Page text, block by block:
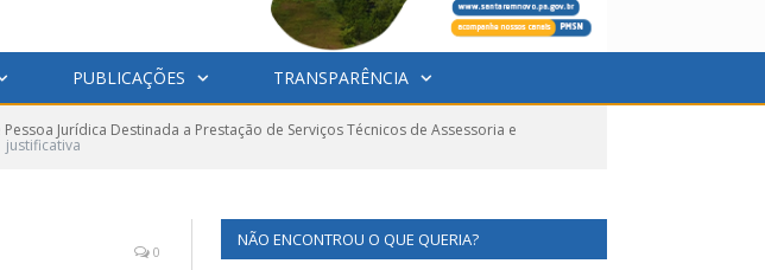
PUBLICAÇÕES TRANSPARÊNCIA
Pessoa Jurídica Destinada a Prestação de Serviços Técnicos de Assessoria e
justificativa
0
NÃO ENCONTROU O QUE QUERIA?